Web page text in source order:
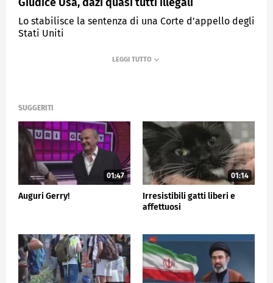
Lo stabilisce la sentenza di una Corte d'appello degli
Stati Uniti
SUGGERITI
01:47
Auguri Gerry!
01:14
Irresistibili gatti liberi e
affettuosi